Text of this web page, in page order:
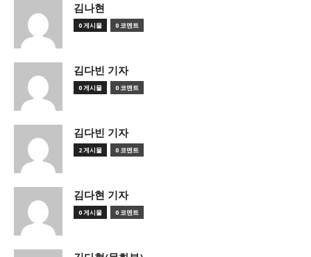
김나현
0 게시물 0 코멘트
김다빈 기자
0 게시물 0 코멘트
김다빈 기자
2 게시물 0 코멘트
김다현 기자
0 게시물 0 코멘트